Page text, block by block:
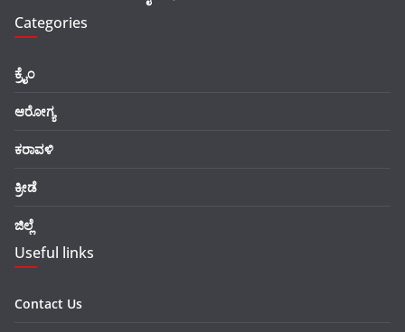
Categories
ಕ್ರೈಂ
ಆರೋಗ್ಯ
ಕರಾವಳಿ
ಕ್ರೀಡೆ
ಜಿಲ್ಲೆ
Useful links
Contact Us